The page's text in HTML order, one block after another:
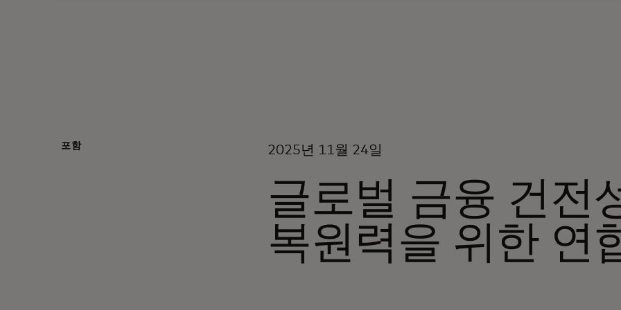
포함 2025년 11월 24일
글로벌 금융 건전
복원력을 위한 연